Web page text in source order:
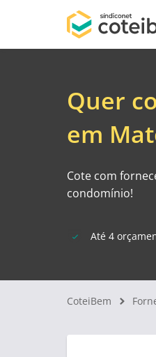
Quer
em
Cote com
condomínio!
Até 4
CoteiBem